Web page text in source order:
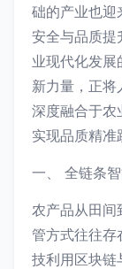
础的产业也迎
安全与品质提
业现代化发展
新力量，正
深度融合于农
实现品质精准
一、 全链条
农产品从田间
管方式往往存
技利用区块链